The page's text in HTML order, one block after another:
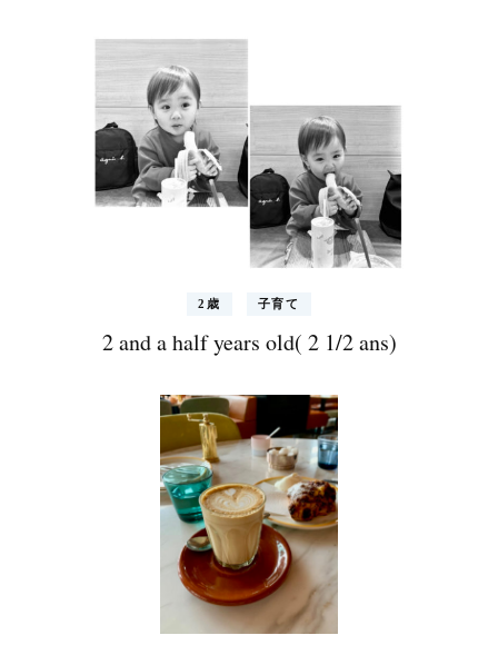
2歳 子育て
2 and a half years old( 2 1/2 ans)